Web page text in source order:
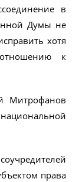
в
Думы не
хотя
к
Митрофанов
права